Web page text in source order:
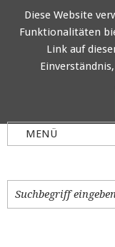
Diese Website
Funktionalitäten
Link auf